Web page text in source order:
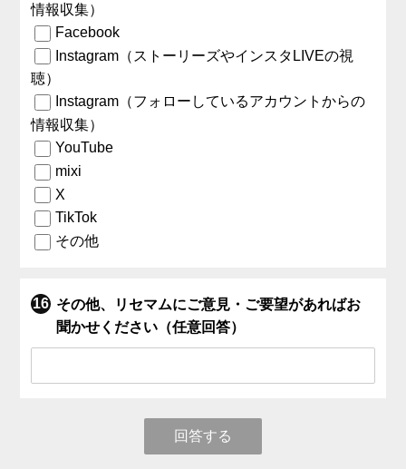
情報収集）
Facebook
Instagram（ストーリーズやインスタLIVEの視
聴）
Instagram（フォローしているアカウントからの
情報収集）
YouTube
mixi
X
TikTok
その他
その他、リセマムにご意見・ご要望があればお
聞かせください（任意回答）
回答する